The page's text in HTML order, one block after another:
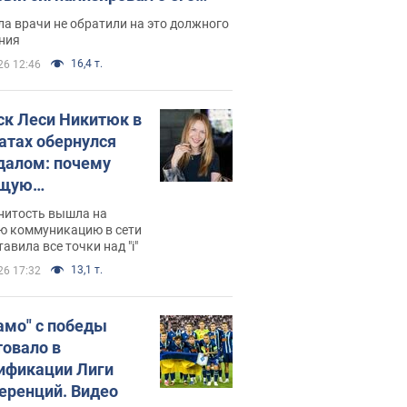
раке
врачи не обратили на это должного
12:46 16,4 т.
Леси Никитюк в
обернулся
почему
вышла на
коммуникацию в сети
все точки над "i"
17:32 13,1 т.
с победы
в
Лиги
Видео